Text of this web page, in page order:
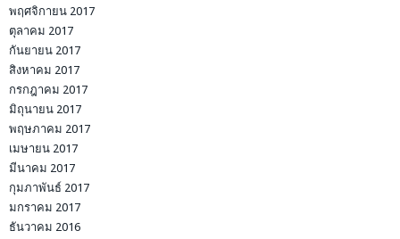
พฤศจิกายน 2017
ตุลาคม 2017
กันยายน 2017
สิงหาคม 2017
กรกฎาคม 2017
มิถุนายน 2017
พฤษภาคม 2017
เมษายน 2017
มีนาคม 2017
กุมภาพันธ์ 2017
มกราคม 2017
ธันวาคม 2016